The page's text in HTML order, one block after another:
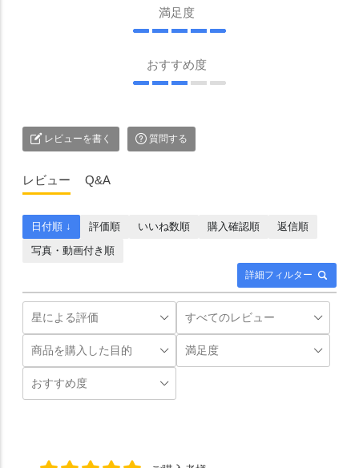
満足度
おすすめ度
レビューを書く 質問する
レビュー Q&A
詳細フィルター
日付順 ↓ 評価順 いいね数順 購入確認順
返信順
写真・動画付き順